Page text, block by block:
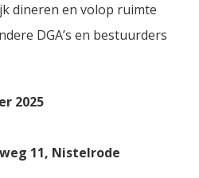
dineren en volop ruimte
DGA’s en bestuurders
2025
11, Nistelrode